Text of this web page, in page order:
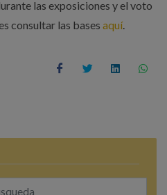
las exposiciones y el voto
consultar las bases aquí.